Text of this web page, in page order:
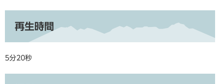
再生時間
5分20秒